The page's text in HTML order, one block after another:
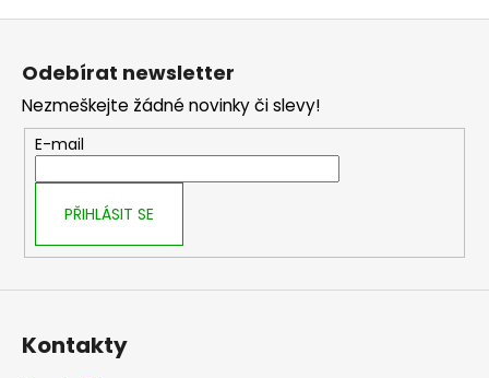
v
a
c
í
p
k
v
Z
Odebírat newsletter
Nezmeškejte žádné novinky či slevy!
E-mail
PŘIHLÁSIT SE
Kontakty